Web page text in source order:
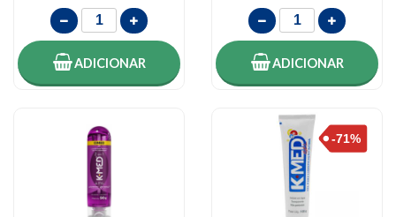
ADICIONAR ADICIONAR